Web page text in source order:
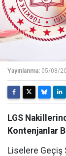
Yayınlanma: 05/08/
LGS
Kontenjanlar
Liselere Geçiş